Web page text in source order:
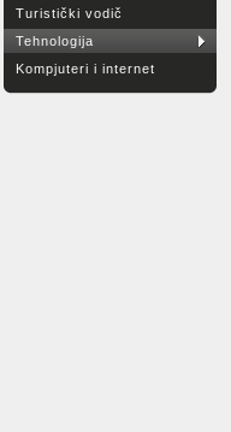
Turistički vodič
Tehnologija
Kompjuteri i internet